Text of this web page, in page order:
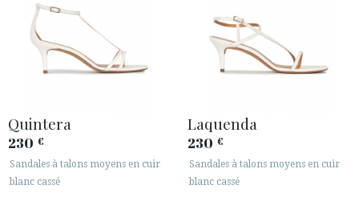
Quintera
230 €
Sandales à talons moyens en cuir
blanc cassé
Laquenda
230 €
Sandales à talons moyens en cuir
blanc cassé